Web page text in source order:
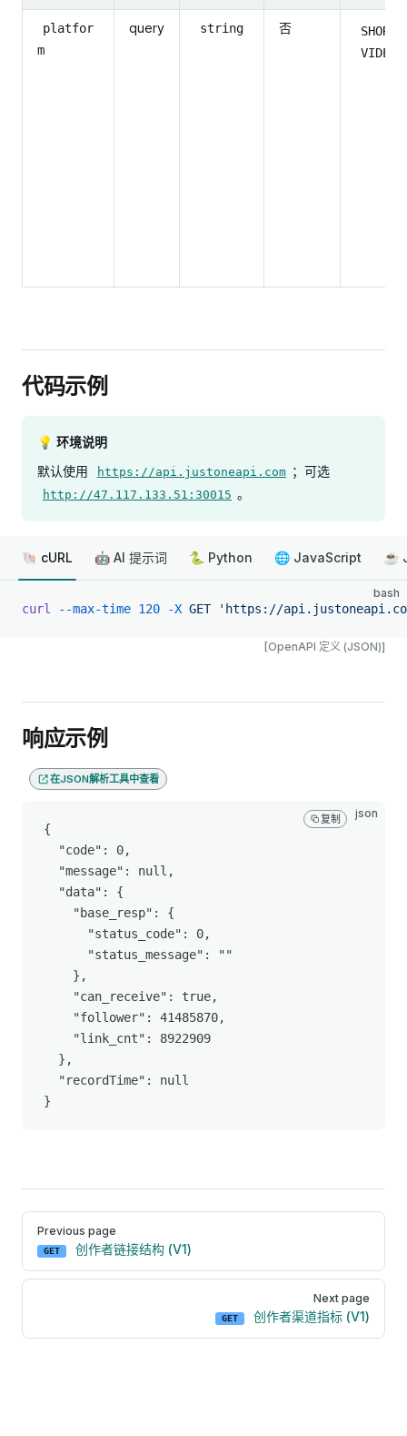
platfor
m
query string 否
SHORT_
VIDEO
代码示例
💡 环境说明
默认使用
https://api.justoneapi.com ；可选
http://47.117.133.51:30015 。
🐚 cURL 🤖 AI 提示词 🐍 Python 🌐 JavaScript ☕
bash
curl --max-time 120 -X GET 'https://api.justoneapi.com/
[OpenAPI 定义 (JSON)]
响应示例
在JSON解析工具中查看
json
复制
{
  "code": 0,
  "message": null,
  "data": {
    "base_resp": {
      "status_code": 0,
      "status_message": ""
    },
    "can_receive": true,
    "follower": 41485870,
    "link_cnt": 8922909
  },
  "recordTime": null
}
Pager
Previous page
GET 创作者链接结构 (V1)
Next page
GET 创作者渠道指标 (V1)